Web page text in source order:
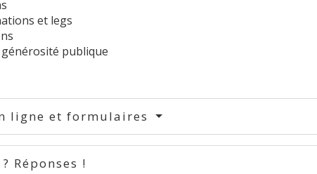
et legs
publique
ligne et formulaires
Réponses !